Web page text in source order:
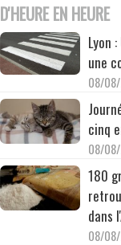
D'HEURE EN HEURE
Lyon
une
08/
cinq
08/
180
dans
08/